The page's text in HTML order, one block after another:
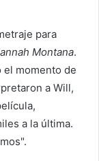
para
Montana.
el momento de
a Will,
a la última.